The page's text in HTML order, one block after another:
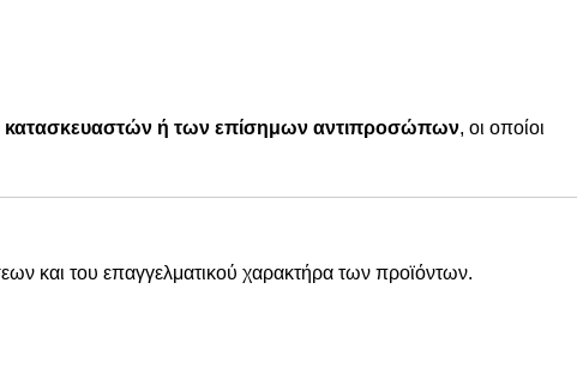
κατασκευαστών ή των επίσημων αντιπροσώπων, οι οποίοι
και του επαγγελματικού χαρακτήρα των προϊόντων.